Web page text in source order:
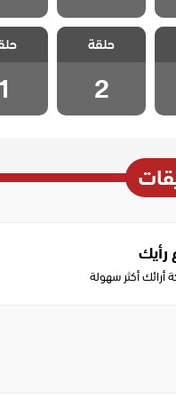
مسلسل تحت
الارض الحلقة 2
حلقة
2
الارض
1
أرائك أكثر سهولة